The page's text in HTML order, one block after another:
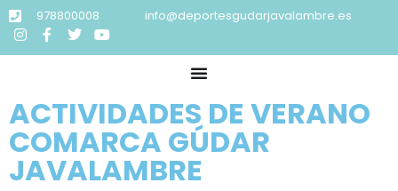
978800008 info@deportesgudarjavalambre.es
ACTIVIDADES DE VERANO
COMARCA GÚDAR
JAVALAMBRE